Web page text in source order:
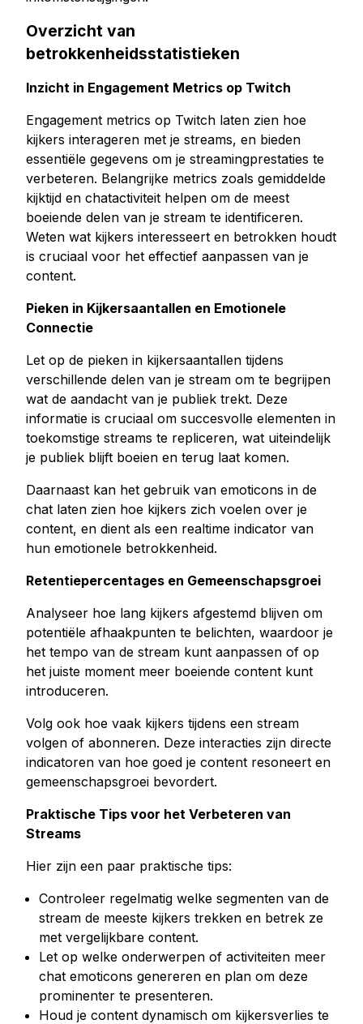
Overzicht van
betrokkenheidsstatistieken
Inzicht in Engagement Metrics op Twitch
Engagement metrics op Twitch laten zien hoe
kijkers interageren met je streams, en bieden
essentiële gegevens om je streamingprestaties te
verbeteren. Belangrijke metrics zoals gemiddelde
kijktijd en chatactiviteit helpen om de meest
boeiende delen van je stream te identificeren.
Weten wat kijkers interesseert en betrokken houdt
is cruciaal voor het effectief aanpassen van je
content.
Pieken in Kijkersaantallen en Emotionele
Connectie
Let op de pieken in kijkersaantallen tijdens
verschillende delen van je stream om te begrijpen
wat de aandacht van je publiek trekt. Deze
informatie is cruciaal om succesvolle elementen in
toekomstige streams te repliceren, wat uiteindelijk
je publiek blijft boeien en terug laat komen.
Daarnaast kan het gebruik van emoticons in de
chat laten zien hoe kijkers zich voelen over je
content, en dient als een realtime indicator van
hun emotionele betrokkenheid.
Retentiepercentages en Gemeenschapsgroei
Analyseer hoe lang kijkers afgestemd blijven om
potentiële afhaakpunten te belichten, waardoor je
het tempo van de stream kunt aanpassen of op
het juiste moment meer boeiende content kunt
introduceren.
Volg ook hoe vaak kijkers tijdens een stream
volgen of abonneren. Deze interacties zijn directe
indicatoren van hoe goed je content resoneert en
gemeenschapsgroei bevordert.
Praktische Tips voor het Verbeteren van
Streams
Hier zijn een paar praktische tips:
Controleer regelmatig welke segmenten van de
stream de meeste kijkers trekken en betrek ze
met vergelijkbare content.
Let op welke onderwerpen of activiteiten meer
chat emoticons genereren en plan om deze
prominenter te presenteren.
Houd je content dynamisch om kijkersverlies te